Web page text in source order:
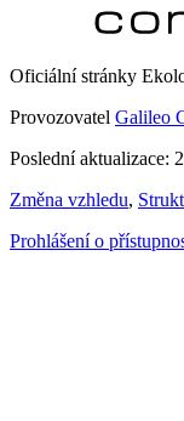
Oficiální stránky
Provozovatel Galileo
Poslední aktualizace:
Změna vzhledu,
Prohlášení o